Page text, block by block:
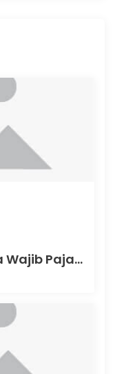
Karyawan sebagai Kuasa Wajib Pajak: Apa yang Berubah dalam PMK Nomor 44 Tahun 2026?